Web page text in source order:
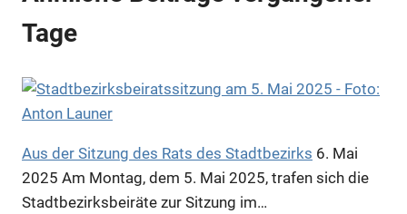
Tage
Aus der Sitzung des Rats des Stadtbezirks 6. Mai
2025 Am Montag, dem 5. Mai 2025, trafen sich die
Stadtbezirksbeiräte zur Sitzung im…